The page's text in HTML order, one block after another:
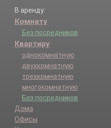
В аренду:
Комнату
Без посредников
Квартиру
однокомнатную
двухкомнатную
трехкомнатную
многокомнатную
Без посредников
Дома
Офисы